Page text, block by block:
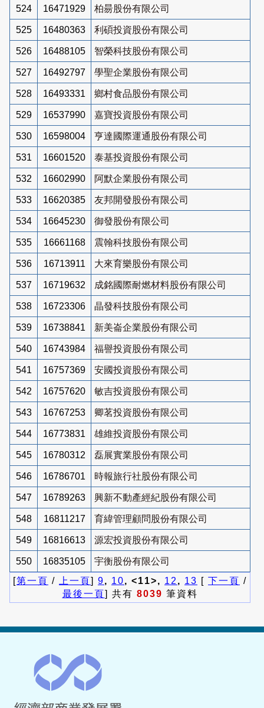
524 16471929 柏昜股份有限公司
525 16480363 利碩投資股份有限公司
526 16488105 智榮科技股份有限公司
527 16492797 學聖企業股份有限公司
528 16493331 鄉村食品股份有限公司
529 16537990 嘉寶投資股份有限公司
530 16598004 亨達國際運通股份有限公司
531 16601520 泰基投資股份有限公司
532 16602990 阿默企業股份有限公司
533 16620385 友邦開發股份有限公司
534 16645230 御發股份有限公司
535 16661168 震翰科技股份有限公司
536 16713911 大來育樂股份有限公司
537 16719632 成銘國際耐燃材料股份有限公司
538 16723306 晶發科技股份有限公司
539 16738841 新美崙企業股份有限公司
540 16743984 福譽投資股份有限公司
541 16757369 安國投資股份有限公司
542 16757620 敏吉投資股份有限公司
543 16767253 卿茗投資股份有限公司
544 16773831 雄維投資股份有限公司
545 16780312 磊展實業股份有限公司
546 16786701 時報旅行社股份有限公司
547 16789263 興新不動產經紀股份有限公司
548 16811217 育緯管理顧問股份有限公司
549 16816613 源宏投資股份有限公司
550 16835105
宇衡股份有限公司
[第一頁 / 上一頁] 9, 10, <11>, 12 , 13 [ 下一頁 /
最後一頁] 共有 8039 筆資料